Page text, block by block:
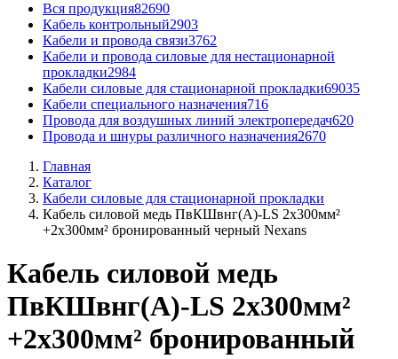
Вся продукция82690
Кабель контрольный2903
Кабели и провода связи3762
Кабели и провода силовые для нестационарной
прокладки2984
Кабели силовые для стационарной прокладки69035
Кабели специального назначения716
Провода для воздушных линий электропередач620
Провода и шнуры различного назначения2670
Главная
Каталог
Кабели силовые для стационарной прокладки
Кабель силовой медь ПвКШвнг(A)-LS 2x300мм²
+2x300мм² бронированный черный Nexans
Кабель силовой медь
ПвКШвнг(A)-LS 2x300мм²
+2x300мм² бронированный